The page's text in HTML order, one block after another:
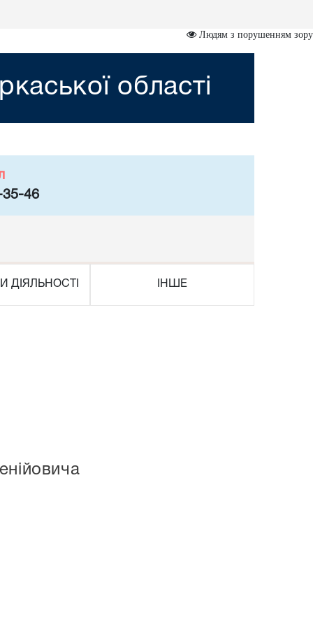
Людям з порушенням зору
області
35-46
ДІЯЛЬНОСТІ ІНШЕ